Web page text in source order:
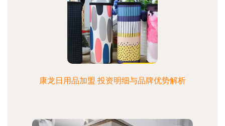
康龙日用品加盟 投资明细与品牌优势解析